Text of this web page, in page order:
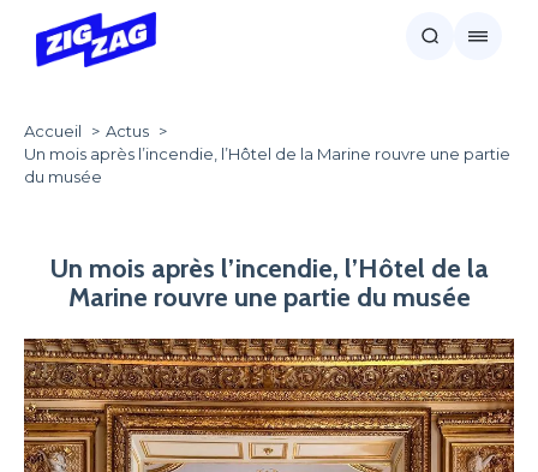
Accueil
Actus
Un mois après l’incendie, l’Hôtel de la Marine rouvre une partie
du musée
Un mois après l’incendie, l’Hôtel de la
Marine rouvre une partie du musée